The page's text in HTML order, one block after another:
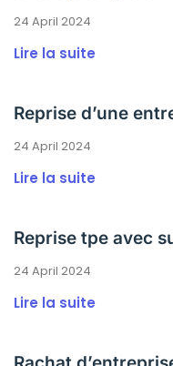
24 April 2024
Lire la suite
Reprise d’une
24 April 2024
Lire la suite
Reprise tpe avec
24 April 2024
Lire la suite